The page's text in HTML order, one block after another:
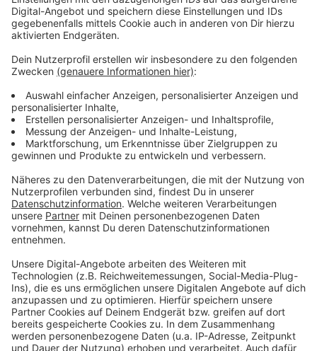
Anzeige
treibt Jürgen Bangert nun als "Elvis Eifel" seine Späße
am Telefon mit seinen Hörerinnen und Hörern im Radio.
Aber selbst seine 'Opfer' müssen am Ende mit lachen -
wenn auch nicht immer. Und weil ihr nicht genug von
gegangen. Somit steht euch Elvis rund um die Uhr zur
Verfügung. Hier bekommt Ihr außerdem den
"Directors-Cut" - die Original-Telefonate in längerer
Version. Elvis wird sich mit Kollegen und ehemaligen
Jahrzehnten unterhalten. Wir erfahren auch, wie es ihm
dabei ergangen ist und wobei er selbst mal ins
Schleudern gekommen ist. Viel Spaß beim Zuhören und
bitte nicht erschrecken, wenn dabei das Telefon
klingelt. Es muss ja nicht unbedingt Elvis Eifel dran